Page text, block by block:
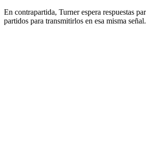
En contrapartida, Turner espera respuestas
partidos para transmitirlos en esa misma señal.